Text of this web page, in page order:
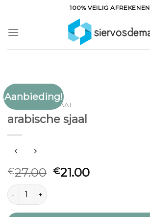
inhoud
100% VEILIG AFREKENEN
Aanbieding!
ARABISCHE SJAAL
arabische sjaal
€27.00 €21.00
arabische sjaal aantal